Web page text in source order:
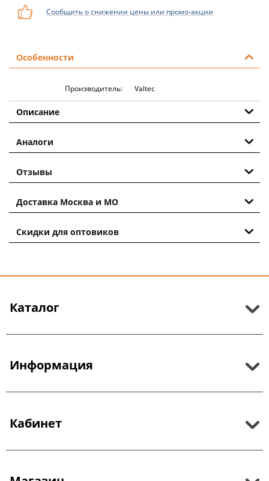
Сообщить о снижении цены или промо-акции
Особенности
Производитель: Valtec
Описание
Аналоги
Отзывы
Доставка Москва и МО
Скидки для оптовиков
Каталог
Информация
Кабинет